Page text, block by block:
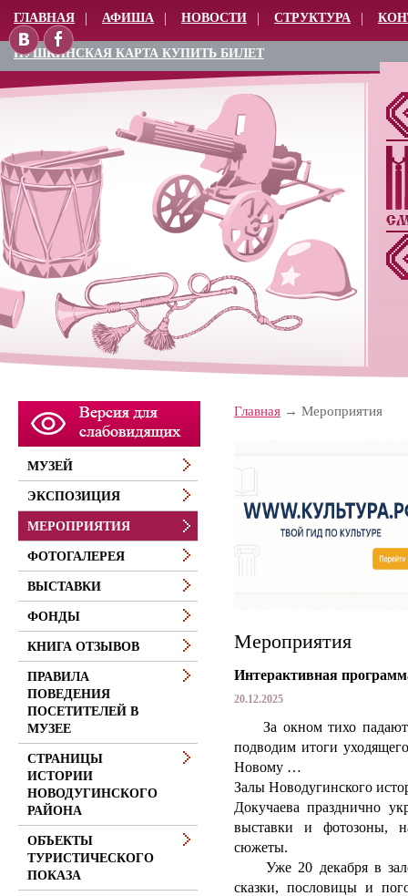
ГЛАВНАЯ АФИША НОВОСТИ СТРУКТУРА
ПУШКИНСКАЯ КАРТА КУПИТЬ БИЛЕТ
Главная Мероприятия
Мероприятия
Интерактивная
20.12.2025
За окном тихо падают
подводим итоги
Новому …
Залы Новодугинского
Докучаева празднично
выставки и фотозоны,
сюжеты.
Уже 20 декабря в зале
сказки, пословицы и
МУЗЕЙ
ЭКСПОЗИЦИЯ
МЕРОПРИЯТИЯ
ФОТОГАЛЕРЕЯ
ВЫСТАВКИ
ФОНДЫ
КНИГА ОТЗЫВОВ
ПРАВИЛА
ПОВЕДЕНИЯ
ПОСЕТИТЕЛЕЙ В
МУЗЕЕ
СТРАНИЦЫ
ИСТОРИИ
НОВОДУГИНСКОГО
РАЙОНА
ОБЪЕКТЫ
ТУРИСТИЧЕСКОГО
ПОКАЗА